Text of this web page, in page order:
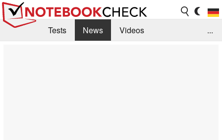
Tests News
Videos
...